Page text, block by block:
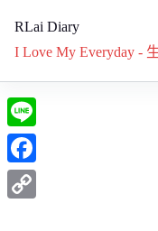
RLai Diary
I Love My Everyday -
L
i
n
F